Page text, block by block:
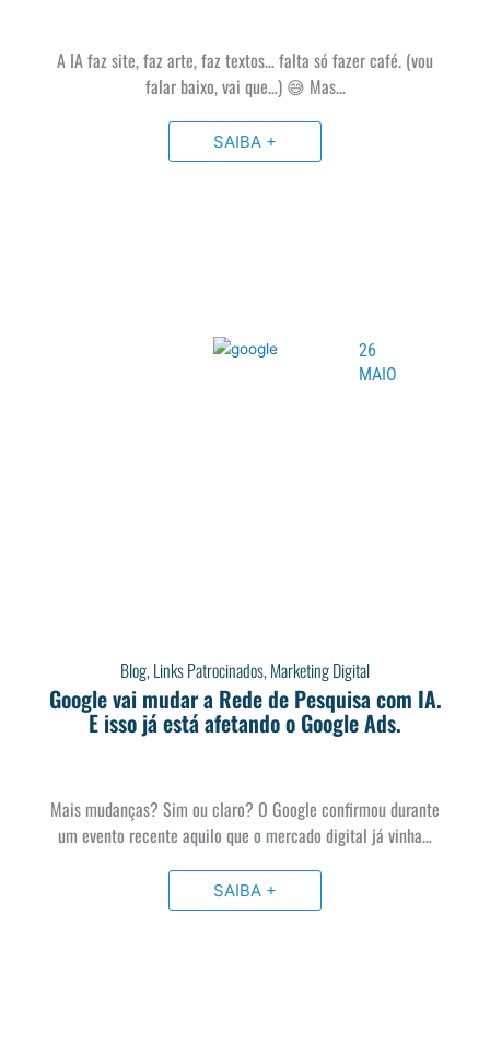
A IA faz site, faz arte, faz textos… falta só fazer café. (vou
falar baixo, vai que…) 😅 Mas…
SAIBA +
Blog,Links Patrocinados,Marketing Digital
Google vai mudar a Rede de Pesquisa com IA.
E isso já está afetando o Google Ads.
26
MAIO
Mais mudanças? Sim ou claro? O Google confirmou durante
um evento recente aquilo que o mercado digital já vinha…
SAIBA +